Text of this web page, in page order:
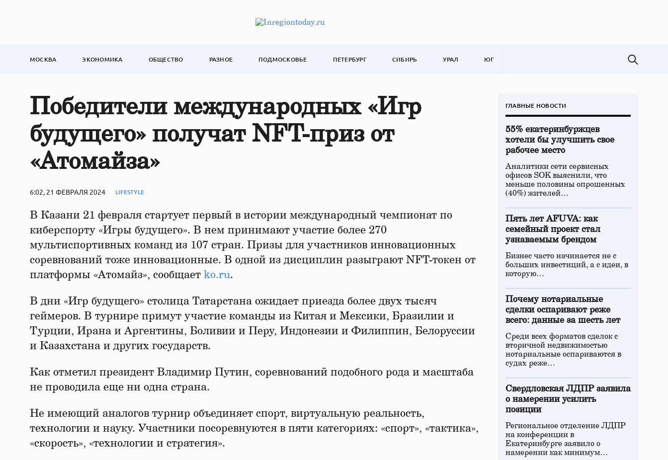
МОСКВА ЭКОНОМИКА ОБЩЕСТВО РАЗНОЕ ПОДМОСКОВЬЕ ПЕТЕРБУРГ СИБИРЬ УРАЛ ЮГ
Победители международных «Игр
будущего» получат NFT-приз от
«Атомайза»
6:02, 21 ФЕВРАЛЯ 2024 LIFESTYLE
В Казани 21 февраля стартует первый в истории международный чемпионат по
киберспорту «Игры будущего». В нем принимают участие более 270
мультиспортивных команд из 107 стран. Призы для участников инновационных
соревнований тоже инновационные. В одной из дисциплин разыграют NFT-токен от
платформы «Атомайз», сообщает ko.ru.
В дни «Игр будущего» столица Татарстана ожидает приезда более двух тысяч
геймеров. В турнире примут участие команды из Китая и Мексики, Бразилии и
Турции, Ирана и Аргентины, Боливии и Перу, Индонезии и Филиппин, Белоруссии
и Казахстана и других государств.
Как отметил президент Владимир Путин, соревнований подобного рода и масштаба
не проводила еще ни одна страна.
Не имеющий аналогов турнир объединяет спорт, виртуальную реальность,
технологии и науку. Участники посоревнуются в пяти категориях: «спорт», «тактика»,
«скорость», «технологии и стратегия».
ГЛАВНЫЕ НОВОСТИ
55% екатеринбуржцев
хотели бы улучшить свое
рабочее место
Аналитики сети сервисных
офисов SOK выяснили, что
меньше половины опрошенных
(40%) жителей…
Пять лет AFUVA: как
семейный проект стал
узнаваемым брендом
Бизнес часто начинается не с
больших инвестиций, а с идеи, в
которую…
Почему нотариальные
сделки оспаривают реже
всего: данные за шесть лет
Среди всех форматов сделок с
вторичной недвижимостью
нотариальные оспариваются в
судах реже…
Свердловская ЛДПР заявила
о намерении усилить
позиции
Региональное отделение ЛДПР
на конференции в
Екатеринбурге заявило о
намерении как минимум…